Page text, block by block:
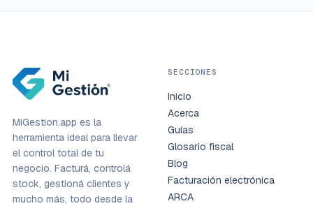
MiGestion.app es la
herramienta ideal para llevar
el control total de tu
negocio. Facturá, controlá
stock, gestioná clientes y
mucho más, todo desde la
SECCIONES
Inicio
Acerca
Guías
Glosario fiscal
Blog
Facturación electrónica
ARCA